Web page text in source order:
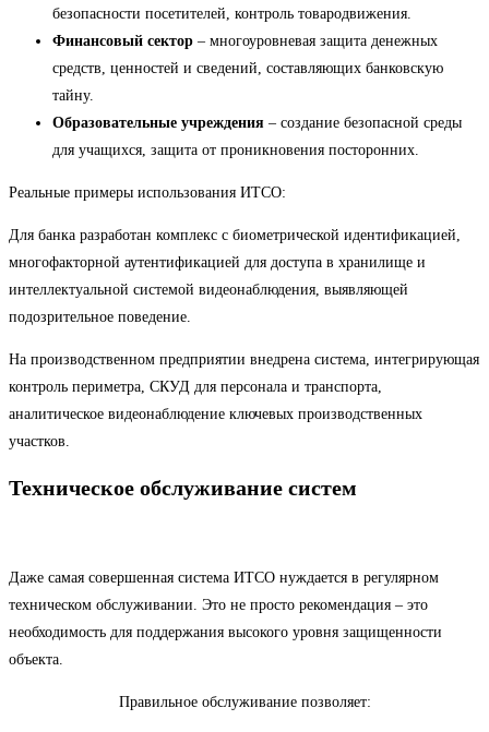
безопасности посетителей, контроль товародвижения.
Финансовый сектор – многоуровневая защита денежных
средств, ценностей и сведений, составляющих банковскую
тайну.
Образовательные учреждения – создание безопасной среды
для учащихся, защита от проникновения посторонних.
Реальные примеры использования ИТСО:
Для банка разработан комплекс с биометрической идентификацией,
многофакторной аутентификацией для доступа в хранилище и
интеллектуальной системой видеонаблюдения, выявляющей
подозрительное поведение.
На производственном предприятии внедрена система, интегрирующая
контроль периметра, СКУД для персонала и транспорта,
аналитическое видеонаблюдение ключевых производственных
участков.
Техническое обслуживание систем
Даже самая совершенная система ИТСО нуждается в регулярном
техническом обслуживании. Это не просто рекомендация – это
необходимость для поддержания высокого уровня защищенности
объекта.
Правильное обслуживание позволяет: